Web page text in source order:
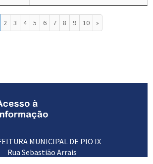
2 3 4 5 6 7 8 9 10 »
MUNICIPAL DE PIO IX
Rua Sebastião Arrais